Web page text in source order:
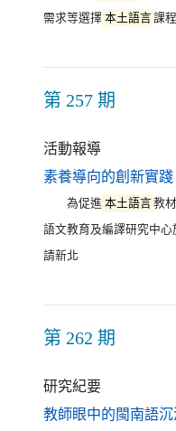
需求等選擇 本土語言課
第 257 期
活動報導
素養導向的創新實踐
為促進 本土語言教
語文教育及編譯研究中
請新北
第 262 期
研究紀要
教師眼中的閩南語